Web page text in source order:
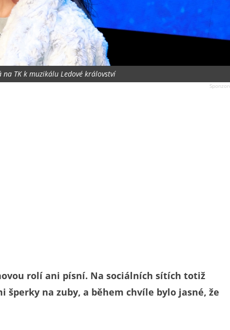
na TK k muzikálu Ledové království
rolí ani písní. Na sociálních sítích totiž
na zuby, a během chvíle bylo jasné, že